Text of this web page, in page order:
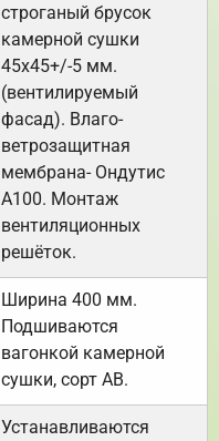
строганый брусок
камерной сушки
45х45+/-5 мм.
(вентилируемый
фасад). Влаго-
ветрозащитная
мембрана- Ондутис
А100. Монтаж
вентиляционных
решёток.
Ширина 400 мм.
Подшиваются
вагонкой камерной
сушки, сорт АВ.
Устанавливаются